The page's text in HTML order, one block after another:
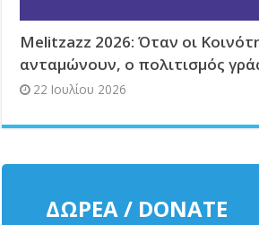
Melitzazz 2026: Όταν οι
ανταμώνουν, ο πολιτισμός
22 Ιουλίου 2026
ΔΩΡΕΑ / DONATE